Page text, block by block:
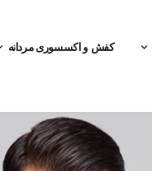
کفش و اکسسوری مردانه